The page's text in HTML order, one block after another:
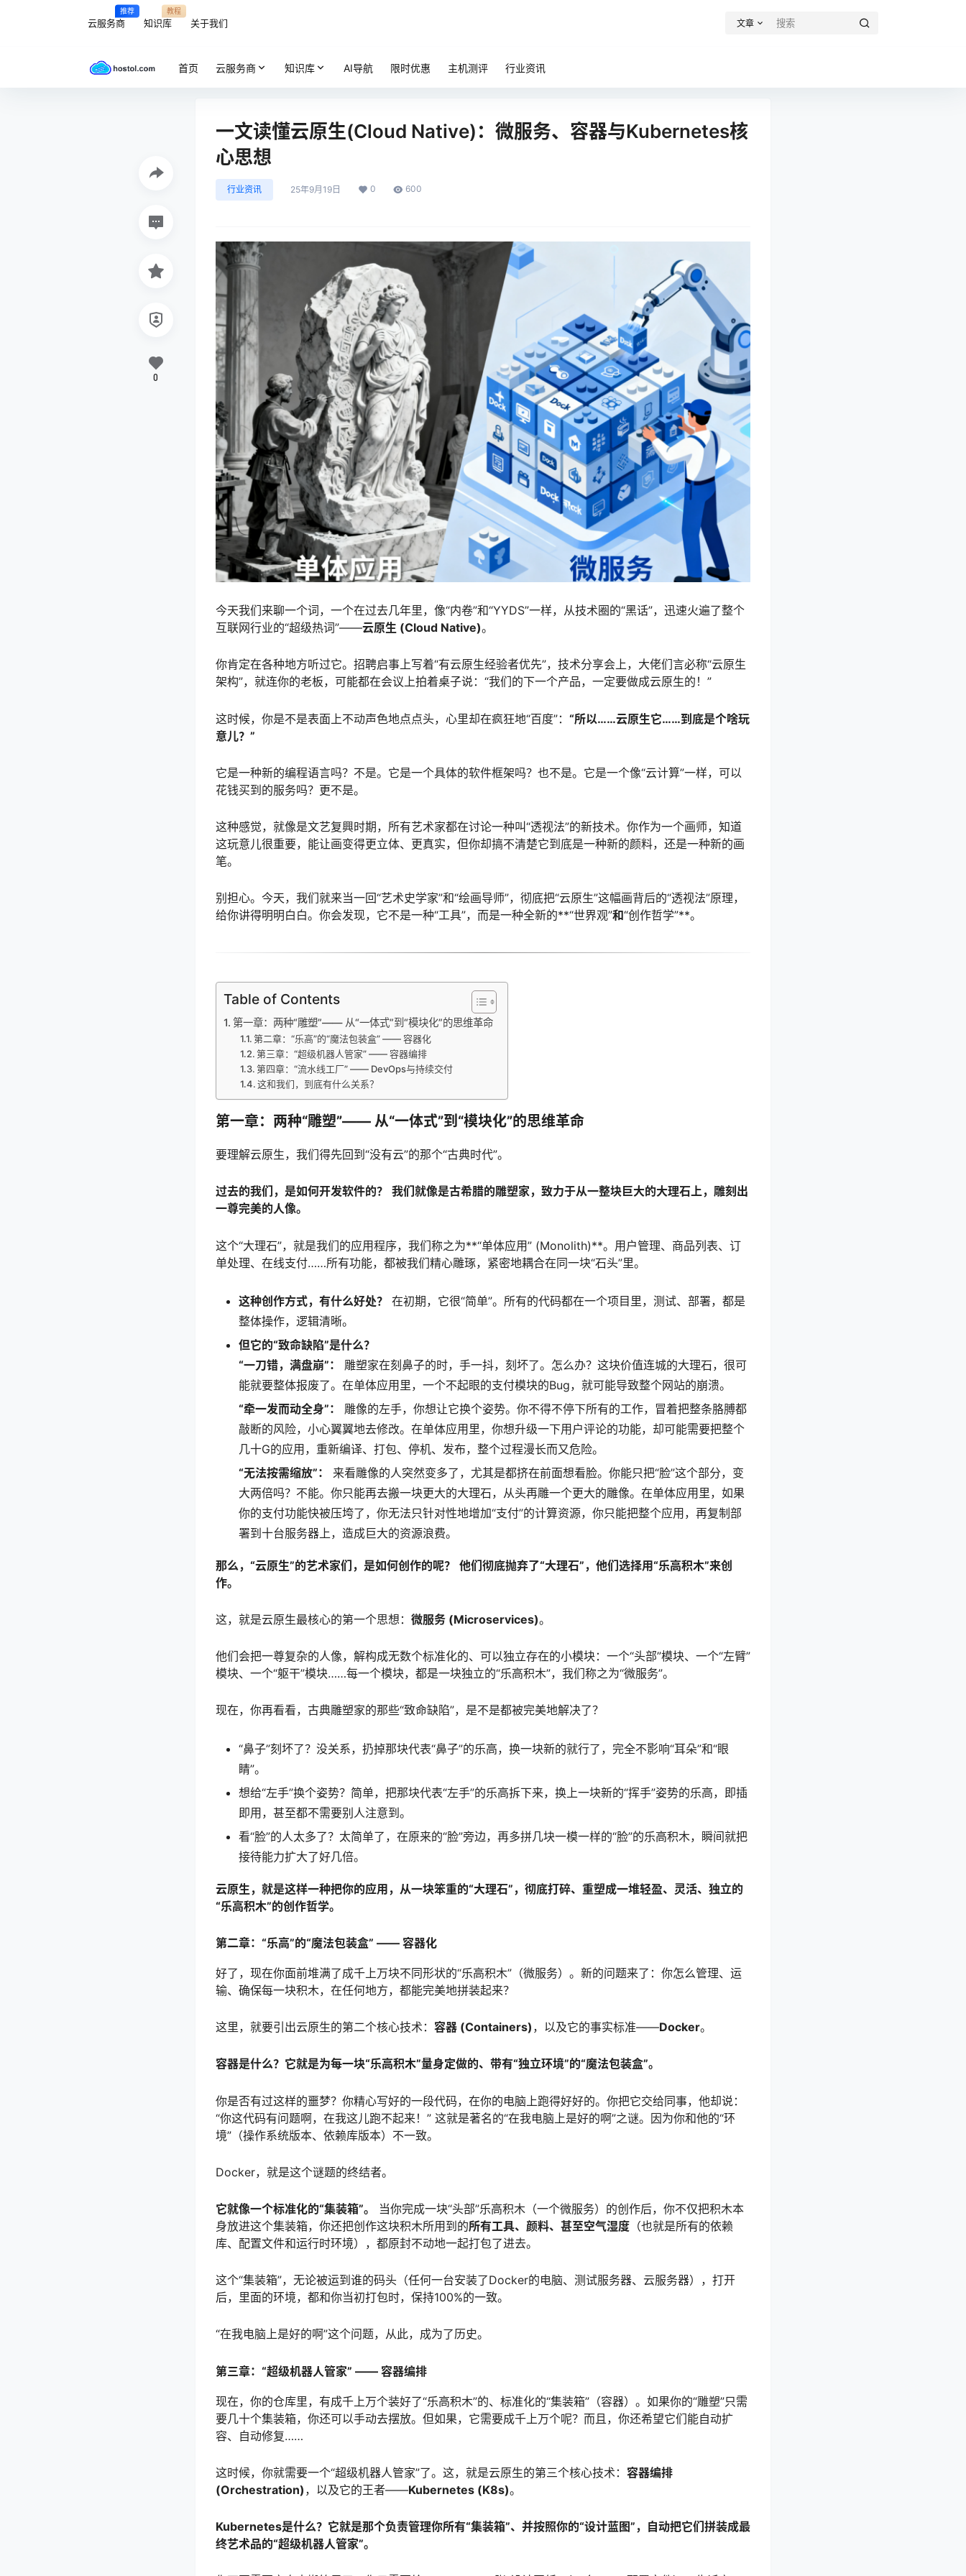
云服务商
推荐
知识库
教程
关于我们 文章
首页 云服务商 知识库 AI导航 限时优惠 主机测评 行业资讯
一文读懂云原生(Cloud Native)：微服务、容器与Kubernetes核
心思想
行业资讯 25年9月19日 0 600
今天我们来聊一个词，一个在过去几年里，像“内卷”和“YYDS”一样，从技术圈的“黑话”，迅速火遍了整个
互联网行业的“超级热词”——云原生 (Cloud Native)。
你肯定在各种地方听过它。招聘启事上写着“有云原生经验者优先”，技术分享会上，大佬们言必称“云原生
架构”，就连你的老板，可能都在会议上拍着桌子说：“我们的下一个产品，一定要做成云原生的！”
这时候，你是不是表面上不动声色地点点头，心里却在疯狂地“百度”： “所以……云原生它……到底是个啥玩
意儿？”
它是一种新的编程语言吗？不是。它是一个具体的软件框架吗？也不是。它是一个像“云计算”一样，可以
花钱买到的服务吗？更不是。
这种感觉，就像是文艺复興时期，所有艺术家都在讨论一种叫“透视法”的新技术。你作为一个画师，知道
这玩意儿很重要，能让画变得更立体、更真实，但你却搞不清楚它到底是一种新的颜料，还是一种新的画
笔。
别担心。今天，我们就来当一回“艺术史学家”和“绘画导师”，彻底把“云原生”这幅画背后的“透视法”原理，
给你讲得明明白白。你会发现，它不是一种“工具”，而是一种全新的**“世界观”和“创作哲学”**。
Table of Contents
第一章：两种“雕塑”—— 从“一体式”到“模块化”的思维革命
第二章：“乐高”的“魔法包装盒” —— 容器化
第三章：“超级机器人管家” —— 容器编排
第四章：“流水线工厂” —— DevOps与持续交付
这和我们，到底有什么关系？
第一章：两种“雕塑”—— 从“一体式”到“模块化”的思维革命
要理解云原生，我们得先回到“没有云”的那个“古典时代”。
过去的我们，是如何开发软件的？
我们就像是古希腊的雕塑家，致力于从一整块巨大的大理石上，雕刻出
一尊完美的人像。
这个“大理石”，就是我们的应用程序，我们称之为**“单体应用” (Monolith)**。用户管理、商品列表、订
单处理、在线支付……所有功能，都被我们精心雕琢，紧密地耦合在同一块“石头”里。
这种创作方式，有什么好处？
在初期，它很“简单”。所有的代码都在一个项目里，测试、部署，都是
整体操作，逻辑清晰。
但它的“致命缺陷”是什么？
“一刀错，满盘崩”：
雕塑家在刻鼻子的时，手一抖，刻坏了。怎么办？这块价值连城的大理石，很可
能就要整体报废了。在单体应用里，一个不起眼的支付模块的Bug，就可能导致整个网站的崩溃。
“牵一发而动全身”：
雕像的左手，你想让它换个姿势。你不得不停下所有的工作，冒着把整条胳膊都
敲断的风险，小心翼翼地去修改。在单体应用里，你想升级一下用户评论的功能，却可能需要把整个
几十G的应用，重新编译、打包、停机、发布，整个过程漫长而又危险。
“无法按需缩放”：
来看雕像的人突然变多了，尤其是都挤在前面想看脸。你能只把“脸”这个部分，变
大两倍吗？不能。你只能再去搬一块更大的大理石，从头再雕一个更大的雕像。在单体应用里，如果
你的支付功能快被压垮了，你无法只针对性地增加“支付”的计算资源，你只能把整个应用，再复制部
署到十台服务器上，造成巨大的资源浪费。
那么，“云原生”的艺术家们，是如何创作的呢？
他们彻底抛弃了“大理石”，他们选择用“乐高积木”来创
作。
这，就是云原生最核心的第一个思想： 微服务 (Microservices)。
他们会把一尊复杂的人像，解构成无数个标准化的、可以独立存在的小模块：一个“头部”模块、一个“左臂”
模块、一个“躯干”模块……每一个模块，都是一块独立的“乐高积木”，我们称之为“微服务”。
现在，你再看看，古典雕塑家的那些“致命缺陷”，是不是都被完美地解决了？
“鼻子”刻坏了？没关系，扔掉那块代表“鼻子”的乐高，换一块新的就行了，完全不影响“耳朵”和“眼
睛”。
想给“左手”换个姿势？简单，把那块代表“左手”的乐高拆下来，换上一块新的“挥手”姿势的乐高，即插
即用，甚至都不需要别人注意到。
看“脸”的人太多了？太简单了，在原来的“脸”旁边，再多拼几块一模一样的“脸”的乐高积木，瞬间就把
接待能力扩大了好几倍。
云原生，就是这样一种把你的应用，从一块笨重的“大理石”，彻底打碎、重塑成一堆轻盈、灵活、独立的
“乐高积木”的创作哲学。
第二章：“乐高”的“魔法包装盒” —— 容器化
好了，现在你面前堆满了成千上万块不同形状的“乐高积木”（微服务）。新的问题来了：你怎么管理、运
输、确保每一块积木，在任何地方，都能完美地拼装起来？
这里，就要引出云原生的第二个核心技术： 容器 (Containers) ，以及它的事实标准——Docker。
容器是什么？它就是为每一块“乐高积木”量身定做的、带有“独立环境”的“魔法包装盒”。
你是否有过这样的噩梦？你精心写好的一段代码，在你的电脑上跑得好好的。你把它交给同事，他却说：
“你这代码有问题啊，在我这儿跑不起来！” 这就是著名的“在我电脑上是好的啊”之谜。因为你和他的“环
境”（操作系统版本、依赖库版本）不一致。
Docker，就是这个谜题的终结者。
它就像一个标准化的“集装箱”。
当你完成一块“头部”乐高积木（一个微服务）的创作后，你不仅把积木本
身放进这个集装箱，你还把创作这块积木所用到的所有工具、颜料、甚至空气湿度 （也就是所有的依赖
库、配置文件和运行时环境），都原封不动地一起打包了进去。
这个“集装箱”，无论被运到谁的码头（任何一台安装了Docker的电脑、测试服务器、云服务器），打开
后，里面的环境，都和你当初打包时，保持100%的一致。
“在我电脑上是好的啊”这个问题，从此，成为了历史。
第三章：“超级机器人管家” —— 容器编排
现在，你的仓库里，有成千上万个装好了“乐高积木”的、标准化的“集装箱”（容器）。如果你的“雕塑”只需
要几十个集装箱，你还可以手动去摆放。但如果，它需要成千上万个呢？而且，你还希望它们能自动扩
容、自动修复……
这时候，你就需要一个“超级机器人管家”了。这，就是云原生的第三个核心技术： 容器编排
(Orchestration) ，以及它的王者——Kubernetes (K8s)。
Kubernetes是什么？它就是那个负责管理你所有“集装箱”、并按照你的“设计蓝图”，自动把它们拼装成最
终艺术品的“超级机器人管家”。
0